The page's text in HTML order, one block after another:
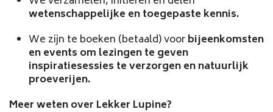
wetenschappelijke en toegepaste kennis.
We zijn te boeken (betaald) voor bijeenkomsten
en events om lezingen te geven
inspiratiesessies te verzorgen en natuurlijk
proeverijen.
Meer weten over Lekker Lupine?